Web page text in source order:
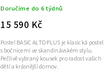
Doručíme do 6 týdnů
15 590 Kč
Postel BASIC ALTO PLUS je klasická postel
s bočnicemi ve skandinávském stylu.
Pečlivě vybraný kousek pro radost vašich
dětí a krásnější domov.